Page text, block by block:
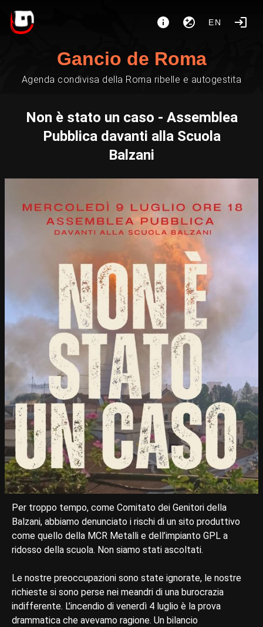
EN
Gancio de Roma
Agenda condivisa della Roma ribelle e autogestita
Non è stato un caso - Assemblea
Pubblica davanti alla Scuola
Balzani
Per troppo tempo, come Comitato dei Genitori della
Balzani, abbiamo denunciato i rischi di un sito produttivo
come quello della MCR Metalli e dell’impianto GPL a
ridosso della scuola. Non siamo stati ascoltati.
Le nostre preoccupazioni sono state ignorate, le nostre
richieste si sono perse nei meandri di una burocrazia
indifferente. L’incendio di venerdì 4 luglio è la prova
drammatica che avevamo ragione. Un bilancio